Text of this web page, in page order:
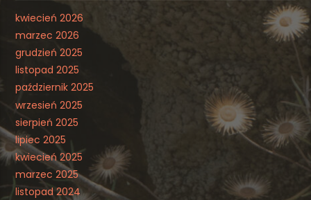
kwiecień 2026
marzec 2026
grudzień 2025
listopad 2025
październik 2025
wrzesień 2025
sierpień 2025
lipiec 2025
kwiecień 2025
marzec 2025
listopad 2024